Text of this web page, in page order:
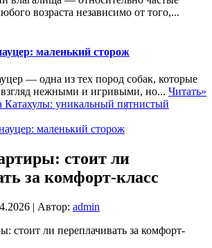
возраста независимо от того,...
маленький сторож
— одна из тех пород собак, которые
нежными и игривыми, но... Читать»
Катахулы: уникальный пятнистый
маленький сторож
стоит ли
за комфорт-класс
| Автор: admin